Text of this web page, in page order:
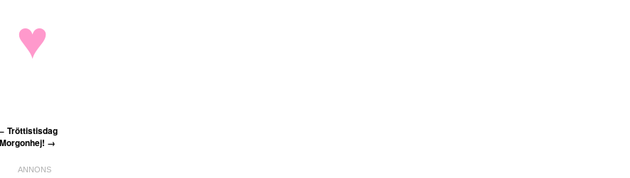
♥
Tröttistisdag
Morgonhej! →